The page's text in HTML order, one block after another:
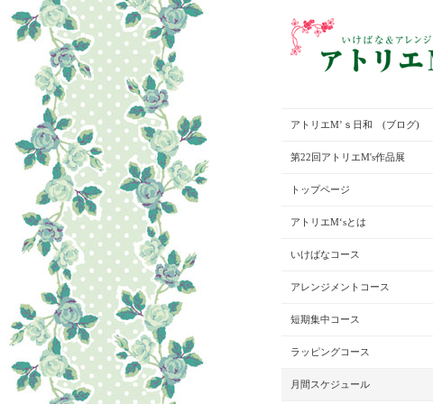
アトリエM’ｓ日和 (ブログ)
第22回アトリエM's作品展
トップページ
アトリエM‘sとは
いけばなコース
アレンジメントコース
短期集中コース
ラッピングコース
月間スケジュール